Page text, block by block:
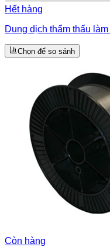
Hết hàng
Dung dịch thẩm thấu
Chọn để so sánh
Còn hàng